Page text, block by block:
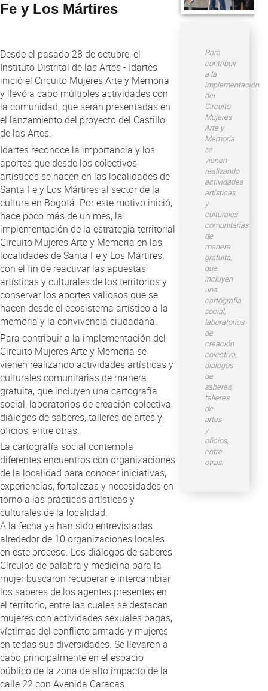
Fe y Los Mártires
Desde el pasado 28 de octubre, el
Instituto Distrital de las Artes - Idartes
inició el Circuito Mujeres Arte y Memoria
y llevó a cabo múltiples actividades con
la comunidad, que serán presentadas en
el lanzamiento del proyecto del Castillo
de las Artes.
Idartes reconoce la importancia y los
aportes que desde los colectivos
artísticos se hacen en las localidades de
Santa Fe y Los Mártires al sector de la
cultura en Bogotá. Por este motivo inició,
hace poco más de un mes, la
implementación de la estrategia territorial
Circuito Mujeres Arte y Memoria en las
localidades de Santa Fe y Los Mártires,
con el fin de reactivar las apuestas
artísticas y culturales de los territorios y
conservar los aportes valiosos que se
hacen desde el ecosistema artístico a la
memoria y la convivencia ciudadana.
Para contribuir a la implementación del
Circuito Mujeres Arte y Memoria se
vienen realizando actividades artísticas y
culturales comunitarias de manera
gratuita, que incluyen una cartografía
social, laboratorios de creación colectiva,
diálogos de saberes, talleres de artes y
oficios, entre otras.
La cartografía social contempla
diferentes encuentros con organizaciones
de la localidad para conocer iniciativas,
experiencias, fortalezas y necesidades en
torno a las prácticas artísticas y
culturales de la localidad.
A la fecha ya han sido entrevistadas
alrededor de 10 organizaciones locales
en este proceso. Los diálogos de saberes
Círculos de palabra y medicina para la
mujer buscaron recuperar e intercambiar
los saberes de los agentes presentes en
el territorio, entre las cuales se destacan
mujeres con actividades sexuales pagas,
víctimas del conflicto armado y mujeres
en todas sus diversidades. Se llevaron a
cabo principalmente en el espacio
público de la zona de alto impacto de la
calle 22 con Avenida Caracas.
Para
contribuir
a la
implementación
del
Circuito
Mujeres
Arte y
Memoria
se
vienen
realizando
actividades
artísticas
y
culturales
comunitarias
de
manera
gratuita,
que
incluyen
una
cartografía
social,
laboratorios
de
creación
colectiva,
diálogos
de
saberes,
talleres
de
artes
y
oficios,
entre
otras.